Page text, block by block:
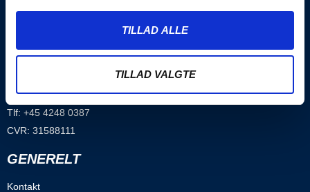
TILLAD ALLE
TILLAD VALGTE
Sønderjyske Fodbold A/S
Stadionvej 5, 6100 Haderslev
E-mail: kontakt@soenderjyskefodbold.dk
Tlf: +45 4248 0387
CVR: 31588111
GENERELT
Kontakt